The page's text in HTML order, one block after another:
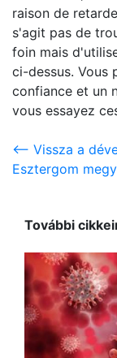
raison de
s'agit pas de
foin mais
ci-dessus. Vous
confiance et un
vous essayez
<-- Vissza a
Esztergom
További